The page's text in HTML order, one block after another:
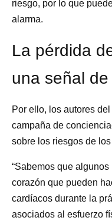
riesgo, por lo que
alarma.
La pérdida
una señal
Por ello, los autores
campaña de
sobre los riesgos de
“Sabemos que
corazón que pueden
cardíacos durante la
asociados al esfuerzo